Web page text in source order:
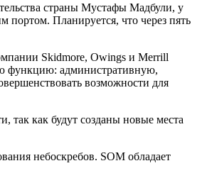
страны Мустафы Мадбули, у
портом. Планируется, что через пять
Skidmore, Owings и Merrill
функцию: административную,
возможности для
так как будут созданы новые места
небоскребов. SOM обладает